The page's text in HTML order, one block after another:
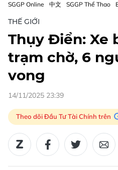
SGGP Online 中文 SGGP Thể Thao
THẾ GIỚI
Thụy Điển: Xe
trạm chờ, 6
vong
14/11/2025 23:39
Theo dõi Đầu Tư Tài Chính trên